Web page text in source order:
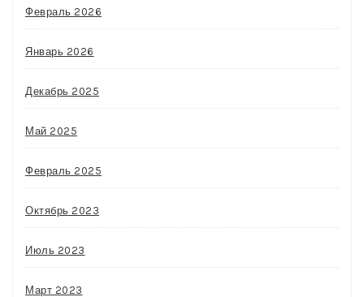
Февраль 2026
Январь 2026
Декабрь 2025
Май 2025
Февраль 2025
Октябрь 2023
Июль 2023
Март 2023